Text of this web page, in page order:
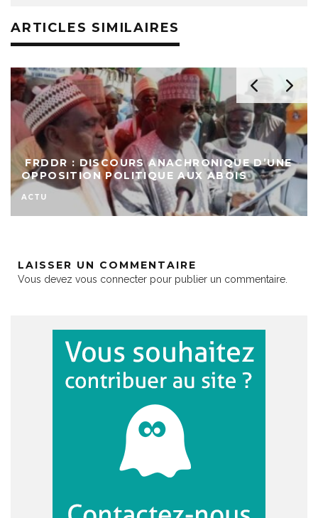
ARTICLES SIMILAIRES
FRDDR : DISCOURS ANACHRONIQUE D’UNE
OPPOSITION POLITIQUE AUX ABOIS
ACTU
LAISSER UN COMMENTAIRE
Vous devez vous connecter pour publier un commentaire.